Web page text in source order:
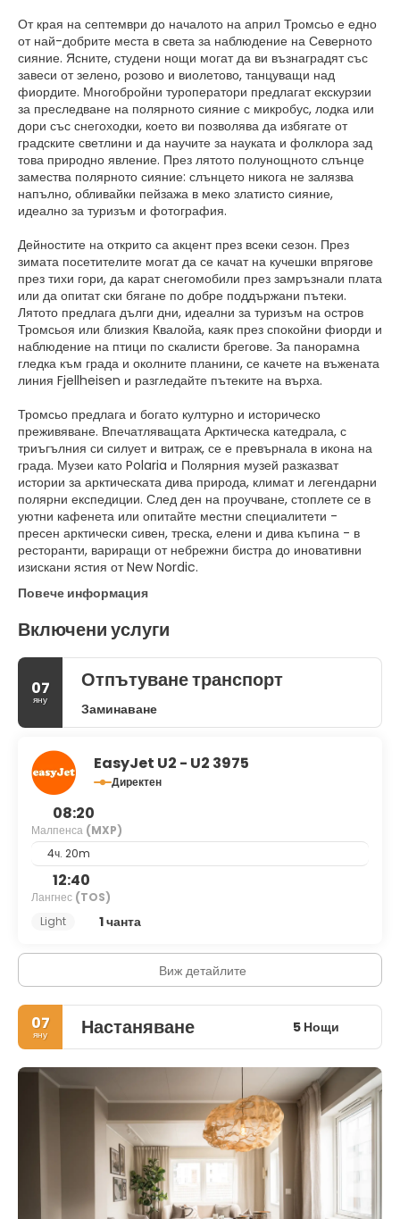
От края на септември до началото на април Тромсьо е едно
от най-добрите места в света за наблюдение на Северното
сияние. Ясните, студени нощи могат да ви възнаградят със
завеси от зелено, розово и виолетово, танцуващи над
фиордите. Многобройни туроператори предлагат екскурзии
за преследване на полярното сияние с микробус, лодка или
дори със снегоходки, което ви позволява да избягате от
градските светлини и да научите за науката и фолклора зад
това природно явление. През лятото полунощното слънце
замества полярното сияние: слънцето никога не залязва
напълно, обливайки пейзажа в меко златисто сияние,
идеално за туризъм и фотография.
Дейностите на открито са акцент през всеки сезон. През
зимата посетителите могат да се качат на кучешки впрягове
през тихи гори, да карат снегомобили през замръзнали плата
или да опитат ски бягане по добре поддържани пътеки.
Лятото предлага дълги дни, идеални за туризъм на остров
Тромсьоя или близкия Квалойа, каяк през спокойни фиорди и
наблюдение на птици по скалисти брегове. За панорамна
гледка към града и околните планини, се качете на въжената
линия Fjellheisen и разгледайте пътеките на върха.
Тромсьо предлага и богато културно и историческо
преживяване. Впечатляващата Арктическа катедрала, с
триъгълния си силует и витраж, се е превърнала в икона на
града. Музеи като Polaria и Полярния музей разказват
истории за арктическата дива природа, климат и легендарни
полярни експедиции. След ден на проучване, стоплете се в
уютни кафенета или опитайте местни специалитети -
пресен арктически сивен, треска, елени и дива къпина - в
ресторанти, вариращи от небрежни бистра до иновативни
изискани ястия от New Nordic.
Повече информация
Включени услуги
07
яну
Отпътуване транспорт
Заминаване
EasyJet U2 - U2 3975
Директен
08:20
Малпенса (MXP)
4ч. 20m
12:40
Лангнес (TOS)
Light
1 чанта
Виж детайлите
07
яну Настаняване 5 Нощи